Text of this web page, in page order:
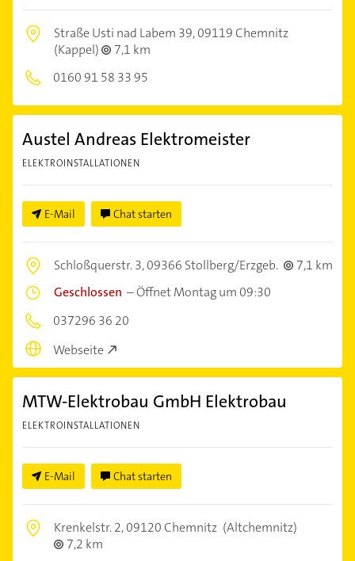
Straße Usti nad Labem 39,09119 Chemnitz
(Kappel)
7,1 km
0160 91 58 33 95
Austel Andreas Elektromeister
ELEKTROINSTALLATIONEN
E-Mail Chat starten
Schloßquerstr. 3,09366 Stollberg/Erzgeb.
7,1 km
Geschlossen –Öffnet Montag um 09:30
037296 36 20
Webseite
MTW-Elektrobau GmbH Elektrobau
ELEKTROINSTALLATIONEN
E-Mail Chat starten
Krenkelstr. 2,09120 Chemnitz (Altchemnitz)
7,2 km